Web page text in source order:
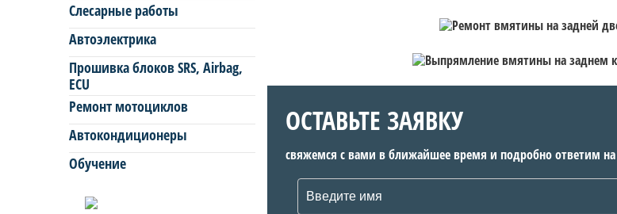
Слесарные работы
Автоэлектрика
Прошивка блоков SRS, Airbag,
ECU
Ремонт мотоциклов
Автокондиционеры
Обучение
ОСТАВЬТЕ ЗАЯВКУ
свяжемся с вами в ближайшее время и подробно ответим